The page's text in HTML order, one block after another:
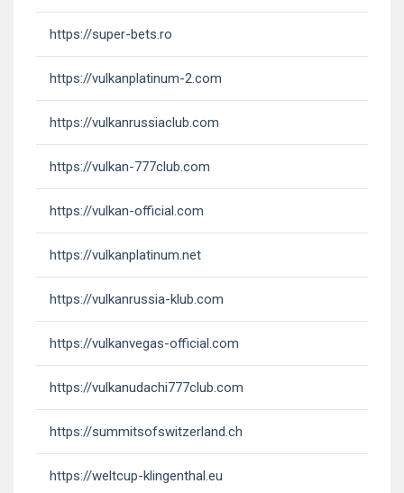
https://super-bets.ro
https://vulkanplatinum-2.com
https://vulkanrussiaclub.com
https://vulkan-777club.com
https://vulkan-official.com
https://vulkanplatinum.net
https://vulkanrussia-klub.com
https://vulkanvegas-official.com
https://vulkanudachi777club.com
https://summitsofswitzerland.ch
https://weltcup-klingenthal.eu